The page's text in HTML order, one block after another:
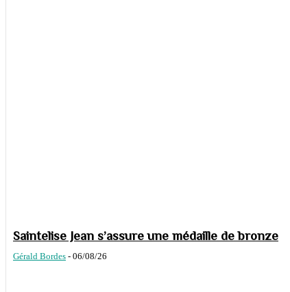
Saintelise Jean s’assure une médaille de bronze
Gérald Bordes - 06/08/26